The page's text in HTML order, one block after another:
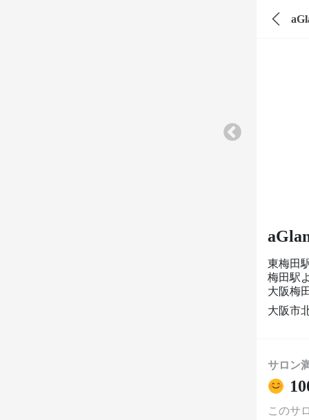
東梅田
梅田駅
大阪梅
大阪市
サロン
このサ